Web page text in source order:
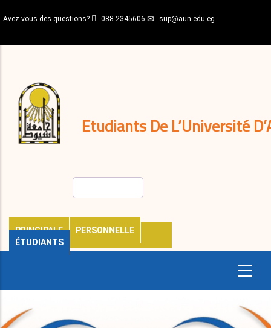
au
principal
Avez-vous des questions? 088-2345606 sup@aun.edu.eg
Etudiants De L’Université
PRINCIPALE
PERSONNELLE
ÉTUDIANTS
décisions
Expatriés
Journal